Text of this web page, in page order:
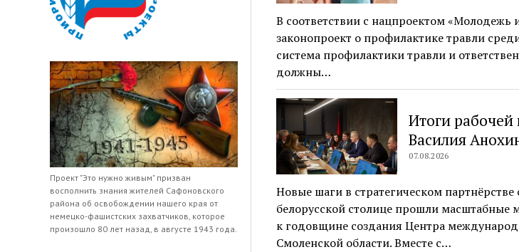
Проект "Это нужно живым" призван
восполнить знания жителей Сафоновского
района об освобождении нашего края от
немецко-фашистских захватчиков, которое
произошло 80 лет назад, в августе 1943 года.
В соответствии с нацпроектом «Молодежь
законопроект о профилактике травли
система профилактики травли и
должны…
Итоги рабочей
Василия
07.08.2026
Новые шаги в стратегическом партнёрстве
белорусской столице прошли масштабные
к годовщине создания Центра
Смоленской области. Вместе с…